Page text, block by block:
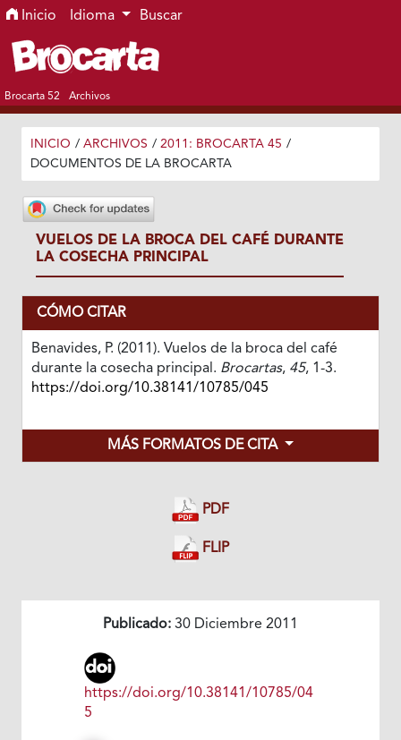
Ir al menú de navegación principal
Ir al contenido principal
Ir al pie de página del sitio
Inicio Idioma Buscar
Brocarta 52 Archivos
INICIO / ARCHIVOS / 2011: BROCARTA 45 /
DOCUMENTOS DE LA BROCARTA
VUELOS DE LA BROCA DEL CAFÉ DURANTE
LA COSECHA PRINCIPAL
CÓMO CITAR
Benavides, P. (2011). Vuelos de la broca del café
durante la cosecha principal. Brocartas, 45, 1-3.
https://doi.org/10.38141/10785/045
MÁS FORMATOS DE CITA
PDF
FLIP
Publicado: 30 Diciembre 2011
https://doi.org/10.38141/10785/04
5